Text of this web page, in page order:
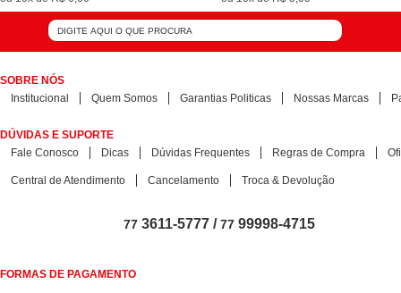
SOBRE NÓS
Institucional
Quem Somos Garantias Politicas Nossas Marcas
DÚVIDAS E SUPORTE
Fale Conosco
Dicas Dúvidas Frequentes Regras de Compra
Central de Atendimento Cancelamento Troca & Devolução
77 3611-5777 /77 99998-4715
FORMAS DE PAGAMENTO